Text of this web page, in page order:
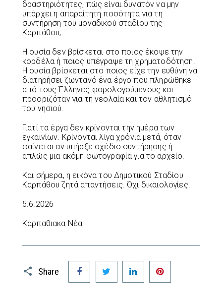
δραστηριότητες, πώς είναι δυνατόν να μην
υπάρχει η απαραίτητη ποσότητα για τη
συντήρηση του μοναδικού σταδίου της
Καρπάθου;
Η ουσία δεν βρίσκεται στο ποιος έκοψε την
κορδέλα ή ποιος υπέγραψε τη χρηματοδότηση.
Η ουσία βρίσκεται στο ποιος είχε την ευθύνη να
διατηρήσει ζωντανό ένα έργο που πληρώθηκε
από τους Έλληνες φορολογούμενους και
προοριζόταν για τη νεολαία και τον αθλητισμό
του νησιού.
Γιατί τα έργα δεν κρίνονται την ημέρα των
εγκαινίων. Κρίνονται λίγα χρόνια μετά, όταν
φαίνεται αν υπήρξε σχέδιο συντήρησης ή
απλώς μια ακόμη φωτογραφία για το αρχείο.
Και σήμερα, η εικόνα του Δημοτικού Σταδίου
Καρπάθου ζητά απαντήσεις. Όχι δικαιολογίες.
5.6.2026
Καρπαθιακα Νέα
Share
Facebook Twitter LinkedIn